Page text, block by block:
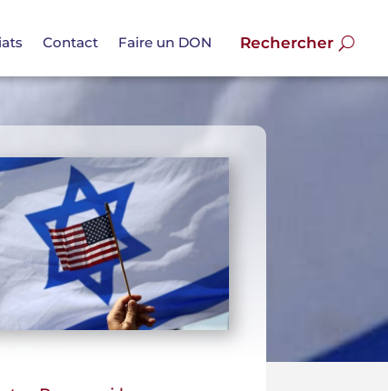
Contact Faire un DON